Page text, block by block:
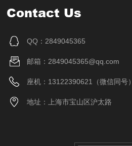
Contact Us
QQ：2849045365
邮箱：2849045365@qq.com
座机：13122390621（微信同号）
地址：上海市宝山区沪太路